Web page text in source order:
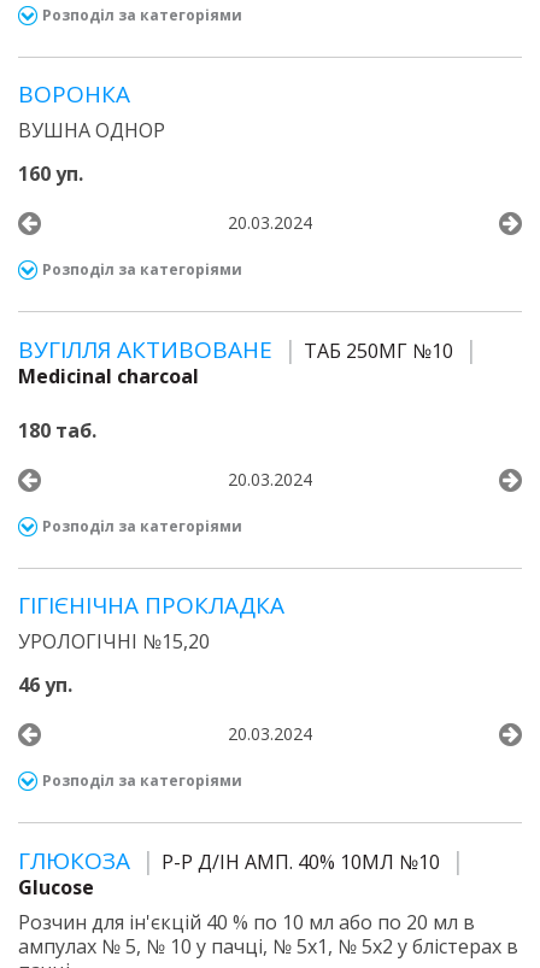
Розподіл за категоріями
ВОРОНКА
ВУШНА ОДНОР
160 уп.
20.03.2024
Розподіл за категоріями
ВУГІЛЛЯ АКТИВОВАНЕ
ТАБ 250МГ №10
Medicinal charcoal
180 таб.
20.03.2024
Розподіл за категоріями
ГІГІЄНІЧНА ПРОКЛАДКА
УРОЛОГІЧНІ №15,20
46 уп.
20.03.2024
Розподіл за категоріями
ГЛЮКОЗА
Р-Р Д/ІН АМП. 40% 10МЛ №10
Glucose
Розчин для ін'єкцій 40 % по 10 мл або по 20 мл в
ампулах № 5, № 10 у пачці, № 5х1, № 5х2 у блістерах в